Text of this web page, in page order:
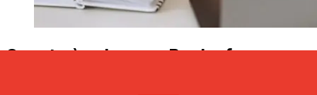
Quanto è veloce un Bank of